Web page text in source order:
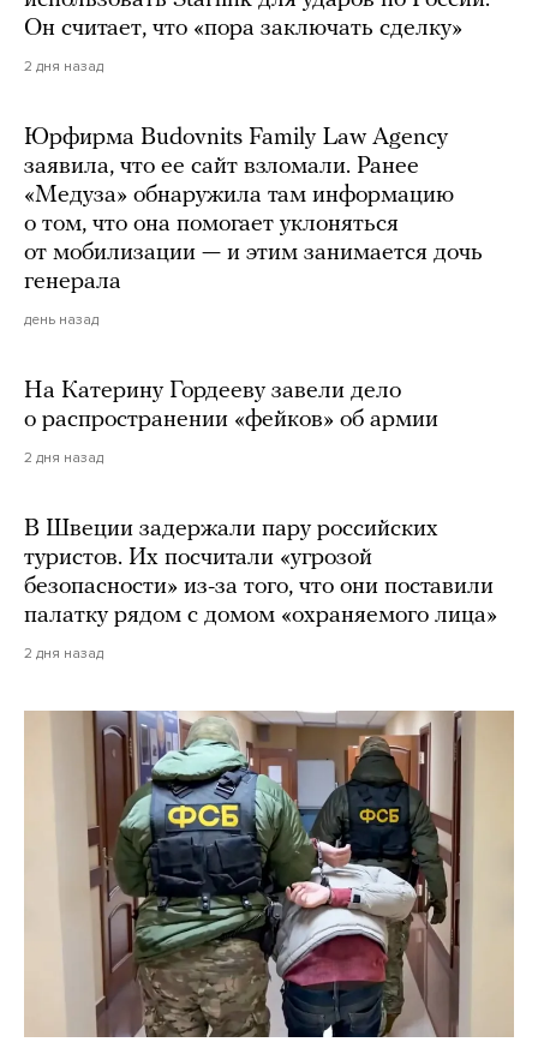
Он считает, что «пора заключать сделку»
2 дня назад
Юрфирма Budovnits Family Law Agency
заявила, что ее сайт взломали. Ранее
«Медуза» обнаружила там информацию
о том, что она помогает уклоняться
от мобилизации — и этим занимается дочь
генерала
день назад
На Катерину Гордееву завели дело
о распространении «фейков» об армии
2 дня назад
В Швеции задержали пару российских
туристов. Их посчитали «угрозой
безопасности» из-за того, что они поставили
палатку рядом с домом «охраняемого лица»
2 дня назад